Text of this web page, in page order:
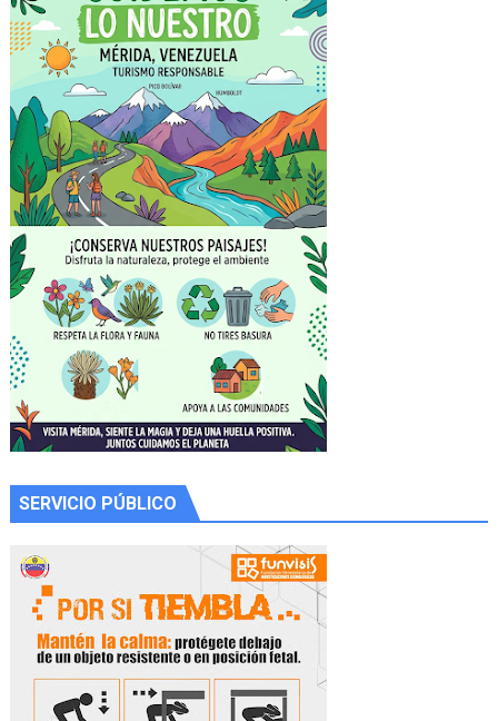
SERVICIO PÚBLICO